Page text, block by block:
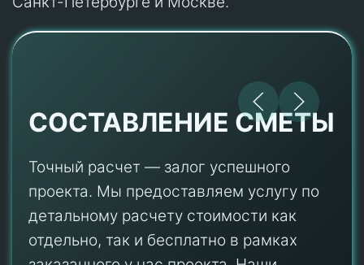
СОСТАВЛЕНИЕ СМЕТЫ
Точный расчет — залог успешного
проекта. Мы предоставляем услугу по
детальному расчету стоимости как
отдельно, так и бесплатно в рамках